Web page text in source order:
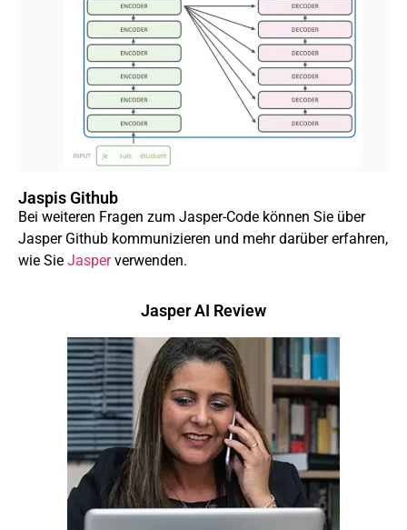
Jaspis Github
Bei weiteren Fragen zum Jasper-Code können Sie über
Jasper Github kommunizieren und mehr darüber erfahren,
wie Sie Jasperverwenden.
Jasper AI Review